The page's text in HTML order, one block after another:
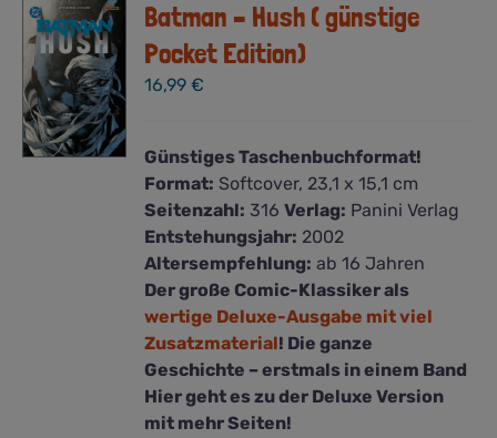
Batman – Hush ( günstige
Pocket Edition)
16,99€
Günstiges Taschenbuchformat!
Format: Softcover, 23,1 x 15,1 cm
Seitenzahl: 316Verlag: Panini Verlag
Entstehungsjahr: 2002
Altersempfehlung: ab 16 Jahren
Der große Comic-Klassiker als
wertige Deluxe-Ausgabe mit viel
Zusatzmaterial! Die ganze
Geschichte – erstmals in einem Band
Hier geht es zu der Deluxe Version
mit mehr Seiten!